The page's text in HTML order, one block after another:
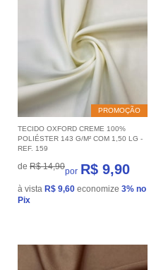
PROMOÇÃO
TECIDO OXFORD CREME 100%
POLIÉSTER 143 G/M² COM 1,50 LG -
REF. 159
de R$ 14,90por R$ 9,90
à vista R$ 9,60 economize 3% no
Pix